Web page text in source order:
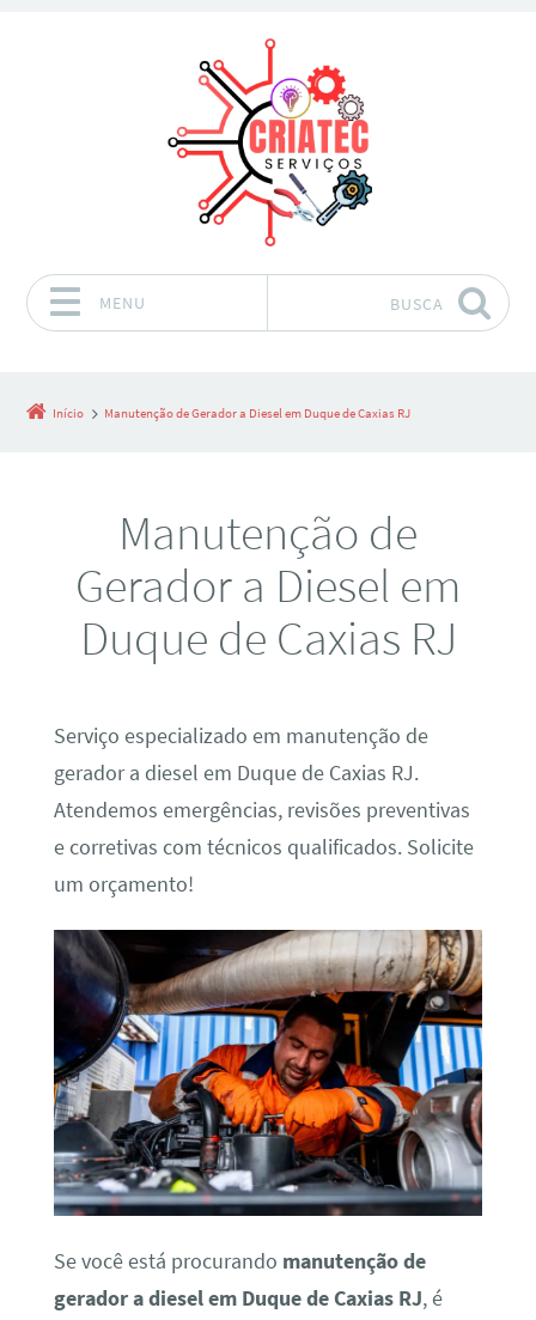
MENU BUSCA
Início Manutenção de Gerador a Diesel em Duque de Caxias RJ
Manutenção de
Gerador a Diesel em
Duque de Caxias RJ
Serviço especializado em manutenção de
gerador a diesel em Duque de Caxias RJ.
Atendemos emergências, revisões preventivas
e corretivas com técnicos qualificados. Solicite
um orçamento!
Se você está procurando manutenção de
gerador a diesel em Duque de Caxias RJ, é